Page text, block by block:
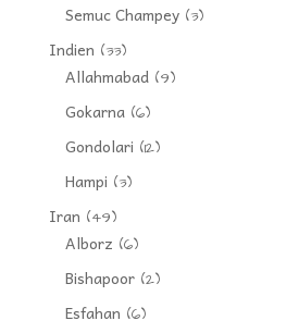
Semuc Champey(3)
Indien (33)
Allahmabad(9)
Gokarna(6)
Gondolari (12)
Hampi (3)
Iran (49)
Alborz (6)
Bishapoor(2)
Esfahan (6)